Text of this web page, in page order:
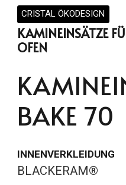
CRISTAL ÖKODESIGN
KAMINEINSÄTZE
OFEN
BAKE 70
INNENVERKLEIDUNG
BLACKERAM®